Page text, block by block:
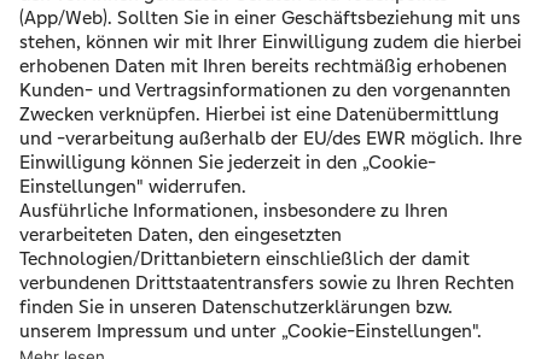
Lassen Sie sich von einem unabhängigen Experten fair
und transparent beraten.
kostenloses Erstgespräch am Telefon
Begutachtung und Beratung durch qualifizierte
Experten
Kurzfristiger Vor-Ort-Termin
Zur persönlichen Kaufbegleitung